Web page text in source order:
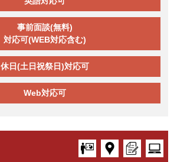
事前面談(無料)
対応可(WEB対応含む)
休日(土日祝祭日)対応可
Web対応可